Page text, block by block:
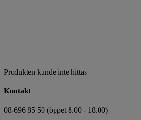
Produkten kunde inte hittas
Kontakt
08-696 85 50 (öppet 8.00 - 18.00)